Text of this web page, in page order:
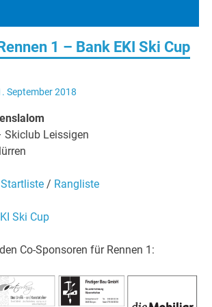
1 – Bank EKI Ski Cup
September 2018
Skiclub Leissigen
Startliste / Rangliste
Ski Cup
Co-Sponsoren für Rennen 1: